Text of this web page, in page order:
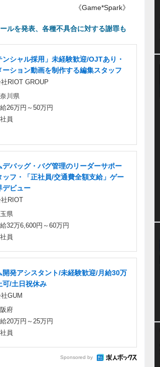
《Game*Spark》
ルを発表、各種不具合に対する謝罪も
ンシャル採用」未経験歓迎/OJTあり・
ーション動画を制作する編集スタッフ
RIOT GROUP
川県
26万円～50万円
員
デバッグ・バグ管理のリーダーサポー
ッフ・「正社員/交通費全額支給」ゲー
デビュー
RIOT
県
32万6,600円～60万円
員
開発アシスタント/未経験歓迎/月給30万
可/土日祝休み
GUM
府
20万円～25万円
員
Sponsored by